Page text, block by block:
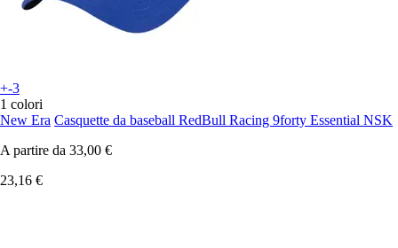
+-3
1 colori
New Era Casquette da baseball RedBull Racing 9forty Essential NSK
A partire da 33,00 €
23,16 €